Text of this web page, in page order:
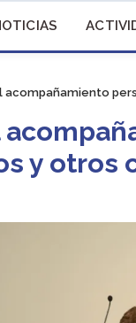
acompañamiento
y otros